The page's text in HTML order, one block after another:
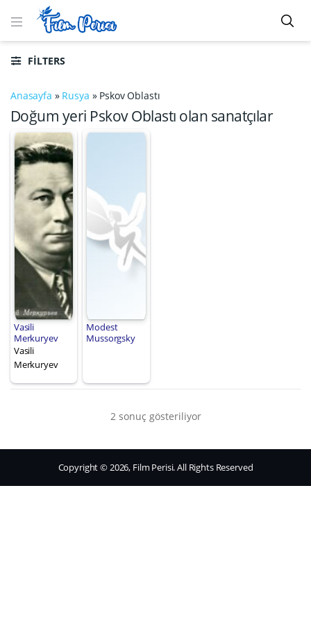
FILTERS
Anasayfa » Rusya » Pskov Oblastı
Doğum yeri Pskov Oblastı olan sanatçılar
Vasili
Merkuryev
Vasili
Merkuryev
Modest
Mussorgsky
2 sonuç gösteriliyor
Copyright © 2026, Film Perisi. All Rights Reserved